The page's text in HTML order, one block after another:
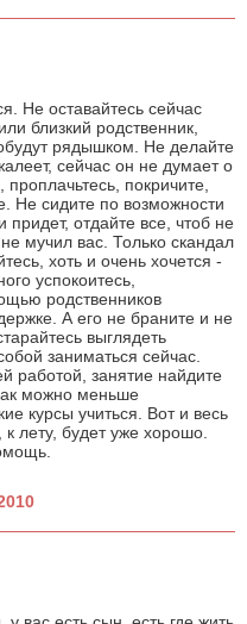
Не оставайтесь сейчас
близкий родственник,
рядышком. Не делайте
сейчас он не думает о
покричите,
Не сидите по возможности
отдайте все, чтоб не
мучил вас. Только скандал
хоть и очень хочется -
успокоитесь,
родственников
А его не браните и не
выглядеть
заниматься сейчас.
работой, занятие найдите
можно меньше
курсы учиться. Вот и весь
к лету, будет уже хорошо.